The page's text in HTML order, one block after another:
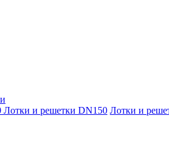
Лотки и решетки DN150 Лотки и